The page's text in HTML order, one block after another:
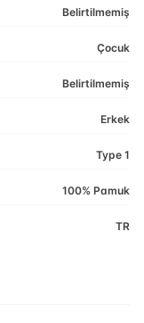
Belirtilmemiş
Çocuk
Belirtilmemiş
Erkek
Type 1
100% Pamuk
TR